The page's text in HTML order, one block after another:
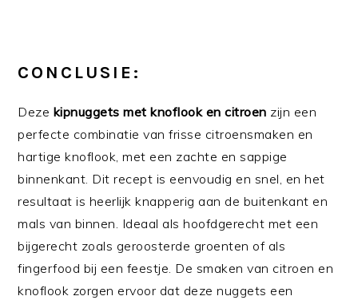
CONCLUSIE:
Deze kipnuggets met knoflook en citroen zijn een
perfecte combinatie van frisse citroensmaken en
hartige knoflook, met een zachte en sappige
binnenkant. Dit recept is eenvoudig en snel, en het
resultaat is heerlijk knapperig aan de buitenkant en
mals van binnen. Ideaal als hoofdgerecht met een
bijgerecht zoals geroosterde groenten of als
fingerfood bij een feestje. De smaken van citroen en
knoflook zorgen ervoor dat deze nuggets een